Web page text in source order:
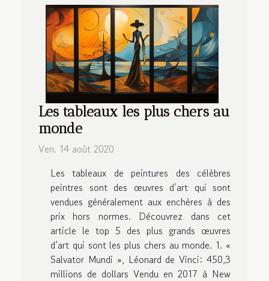
Les tableaux les plus chers au
monde
Ven. 14 août 2020
Les tableaux de peintures des célèbres
peintres sont des œuvres d’art qui sont
vendues généralement aux enchères à des
prix hors normes. Découvrez dans cet
article le top 5 des plus grands œuvres
d’art qui sont les plus chers au monde. 1. «
Salvator Mundi », Léonard de Vinci: 450,3
millions de dollars Vendu en 2017 à New